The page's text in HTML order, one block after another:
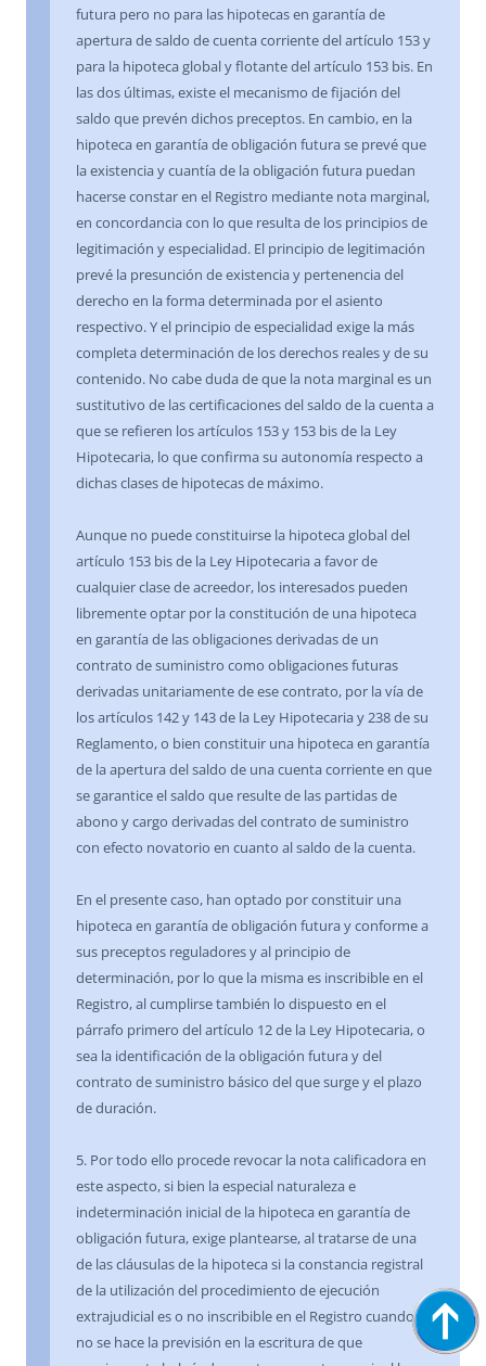
futura pero no para las hipotecas en garantía de
apertura de saldo de cuenta corriente del artículo 153 y
para la hipoteca global y flotante del artículo 153 bis. En
las dos últimas, existe el mecanismo de fijación del
saldo que prevén dichos preceptos. En cambio, en la
hipoteca en garantía de obligación futura se prevé que
la existencia y cuantía de la obligación futura puedan
hacerse constar en el Registro mediante nota marginal,
en concordancia con lo que resulta de los principios de
legitimación y especialidad. El principio de legitimación
prevé la presunción de existencia y pertenencia del
derecho en la forma determinada por el asiento
respectivo. Y el principio de especialidad exige la más
completa determinación de los derechos reales y de su
contenido. No cabe duda de que la nota marginal es un
sustitutivo de las certificaciones del saldo de la cuenta a
que se refieren los artículos 153 y 153 bis de la Ley
Hipotecaria, lo que confirma su autonomía respecto a
dichas clases de hipotecas de máximo.
Aunque no puede constituirse la hipoteca global del
artículo 153 bis de la Ley Hipotecaria a favor de
cualquier clase de acreedor, los interesados pueden
libremente optar por la constitución de una hipoteca
en garantía de las obligaciones derivadas de un
contrato de suministro como obligaciones futuras
derivadas unitariamente de ese contrato, por la vía de
los artículos 142 y 143 de la Ley Hipotecaria y 238 de su
Reglamento, o bien constituir una hipoteca en garantía
de la apertura del saldo de una cuenta corriente en que
se garantice el saldo que resulte de las partidas de
abono y cargo derivadas del contrato de suministro
con efecto novatorio en cuanto al saldo de la cuenta.
En el presente caso, han optado por constituir una
hipoteca en garantía de obligación futura y conforme a
sus preceptos reguladores y al principio de
determinación, por lo que la misma es inscribible en el
Registro, al cumplirse también lo dispuesto en el
párrafo primero del artículo 12 de la Ley Hipotecaria, o
sea la identificación de la obligación futura y del
contrato de suministro básico del que surge y el plazo
de duración.
5. Por todo ello procede revocar la nota calificadora en
este aspecto, si bien la especial naturaleza e
indeterminación inicial de la hipoteca en garantía de
obligación futura, exige plantearse, al tratarse de una
de las cláusulas de la hipoteca si la constancia registral
de la utilización del procedimiento de ejecución
extrajudicial es o no inscribible en el Registro cuando
no se hace la previsión en la escritura de que